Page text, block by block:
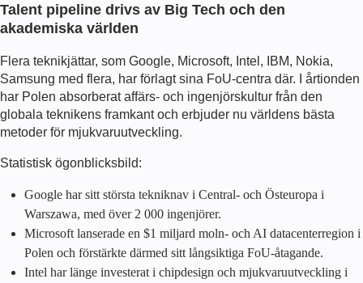
Talent pipeline drivs av Big Tech och den
akademiska världen
Flera teknikjättar, som Google, Microsoft, Intel, IBM, Nokia,
Samsung med flera, har förlagt sina FoU-centra där. I årtionden
har Polen absorberat affärs- och ingenjörskultur från den
globala teknikens framkant och erbjuder nu världens bästa
metoder för mjukvaruutveckling.
Statistisk ögonblicksbild:
Google har sitt största tekniknav i Central- och Östeuropa i
Warszawa, med över 2 000 ingenjörer.
Microsoft lanserade en $1 miljard moln- och AI datacenterregion i
Polen och förstärkte därmed sitt långsiktiga FoU-åtagande.
Intel har länge investerat i chipdesign och mjukvaruutveckling i